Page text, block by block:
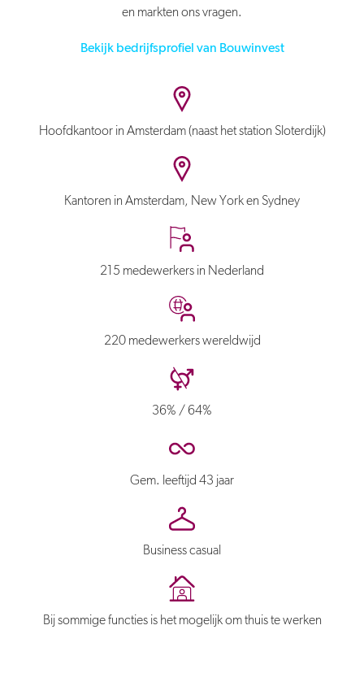
en markten ons vragen.
Bekijk bedrijfsprofiel van Bouwinvest
Hoofdkantoor in Amsterdam (naast het station Sloterdijk)
Kantoren in Amsterdam, New York en Sydney
215 medewerkers in Nederland
220 medewerkers wereldwijd
36% / 64%
Gem. leeftijd 43 jaar
Business casual
Bij sommige functies is het mogelijk om thuis te werken